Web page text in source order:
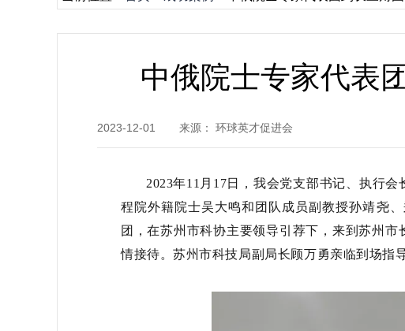
中俄院士专家代表
2023-12-01 来源： 环球英才促进会
2023年11月17日，我会党支部书记、执行
程院外籍院士吴大鸣和团队成员副教授孙靖尧
团，在苏州市科协主要领导引荐下，来到苏州
情接待。苏州市科技局副局长顾万勇亲临到场指导